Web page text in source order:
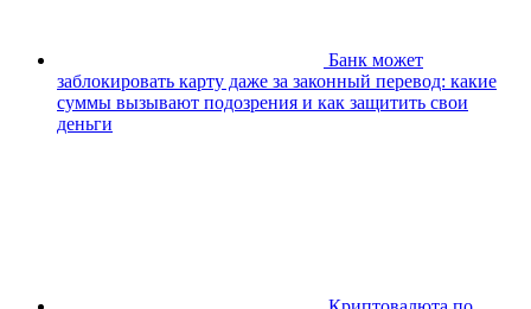
Банк может
заблокировать карту даже за законный перевод: какие
суммы вызывают подозрения и как защитить свои
деньги